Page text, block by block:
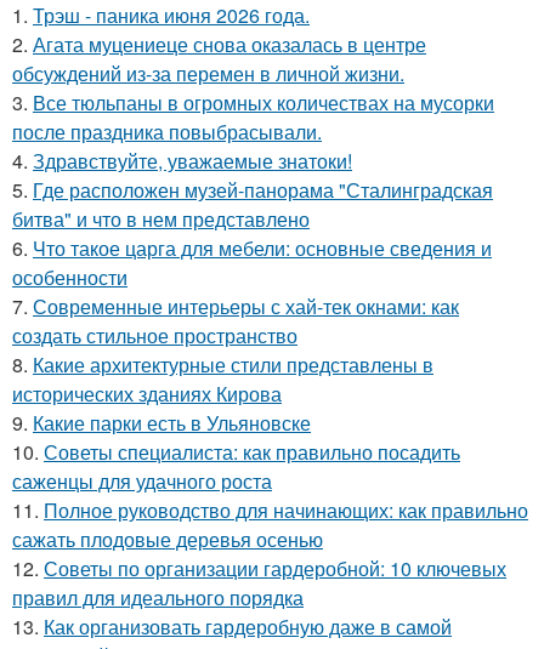
1. Трэш - паника июня 2026 года.
2. Агата муцениеце снова оказалась в центре
обсуждений из-за перемен в личной жизни.
3. Все тюльпаны в огромных количествах на мусорки
после праздника повыбрасывали.
4. Здравствуйте, уважаемые знатоки!
5. Где расположен музей-панорама "Сталинградская
битва" и что в нем представлено
6. Что такое царга для мебели: основные сведения и
особенности
7. Современные интерьеры с хай-тек окнами: как
создать стильное пространство
8. Какие архитектурные стили представлены в
исторических зданиях Кирова
9. Какие парки есть в Ульяновске
10. Советы специалиста: как правильно посадить
саженцы для удачного роста
11. Полное руководство для начинающих: как правильно
сажать плодовые деревья осенью
12. Советы по организации гардеробной: 10 ключевых
правил для идеального порядка
13. Как организовать гардеробную даже в самой